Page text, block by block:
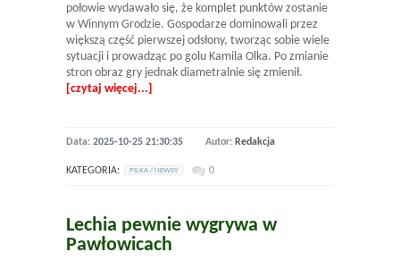
połowie wydawało się, że komplet punktów zostanie
w Winnym Grodzie. Gospodarze dominowali przez
większą część pierwszej odsłony, tworząc sobie wiele
sytuacji i prowadząc po golu Kamila Olka. Po zmianie
stron obraz gry jednak diametralnie się zmienił.
[czytaj więcej...]
Data: 2025-10-25 21:30:35 Autor: Redakcja
KATEGORIA: PILKA / NEWSY 0
Lechia pewnie wygrywa w
Pawłowicach